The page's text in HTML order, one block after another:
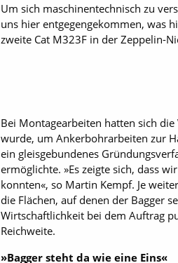
Um sich maschinentechnisch zu
uns hier entgegengekommen, was
zweite Cat M323F in der Zeppelin-
Bei Montagearbeiten hatten sich
wurde, um Ankerbohrarbeiten zur
ein gleisgebundenes
ermöglichte. »Es zeigte sich, dass
konnten«, so Martin Kempf. Je
die Flächen, auf denen der Bagger
Wirtschaftlichkeit bei dem Auftrag
Reichweite.
»Bagger steht da wie eine Eins«